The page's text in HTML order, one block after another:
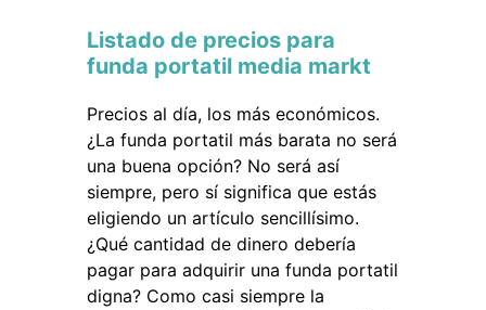
Listado de precios para
funda portatil media markt
Precios al día, los más económicos.
¿La funda portatil más barata no será
una buena opción? No será así
siempre, pero sí significa que estás
eligiendo un artículo sencillísimo.
¿Qué cantidad de dinero debería
pagar para adquirir una funda portatil
digna? Como casi siempre la